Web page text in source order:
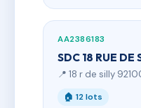
AA2386183
SDC 18 RUE DE
📍 18 r de silly
🏠 12 lots